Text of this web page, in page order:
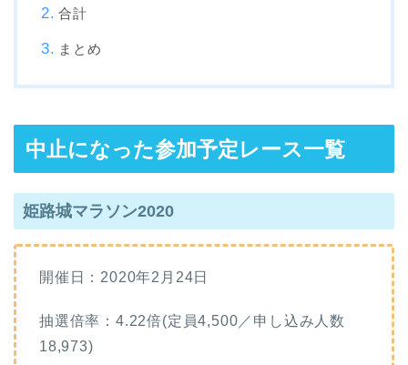
合計
まとめ
中止になった参加予定レース一覧
姫路城マラソン2020
開催日：2020年2月24日
抽選倍率：4.22倍(定員4,500／申し込み人数
18,973)